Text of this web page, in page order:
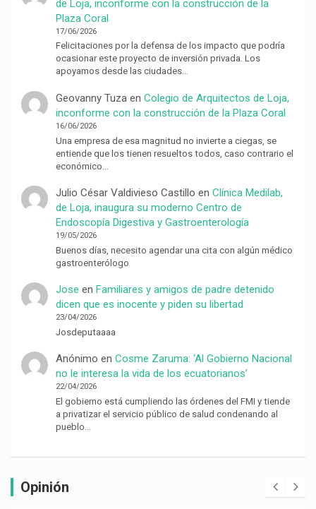
de Loja, inconforme con la construcción de la
Plaza Coral
17/06/2026
Felicitaciones por la defensa de los impacto que podría
ocasionar este proyecto de inversión privada. Los
apoyamos desde las ciudades…
Geovanny Tuzaen Colegio de Arquitectos de Loja,
inconforme con la construcción de la Plaza Coral
16/06/2026
Una empresa de esa magnitud no invierte a ciegas, se
entiende que los tienen resueltos todos, caso contrario el
económico…
Julio César Valdivieso Castillo en Clínica Medilab,
de Loja, inaugura su moderno Centro de
Endoscopía Digestiva y Gastroenterología
19/05/2026
Buenos días, necesito agendar una cita con algún médico
gastroenterólogo
Jose en Familiares y amigos de padre detenido
dicen que es inocente y piden su libertad
23/04/2026
Josdeputaaaa
Anónimo en Cosme Zaruma: ‘Al Gobierno Nacional
no le interesa la vida de los ecuatorianos’
22/04/2026
El gobierno está cumpliendo las órdenes del FMI y tiende
a privatizar el servicio público de salud condenando al
pueblo…
Opinión